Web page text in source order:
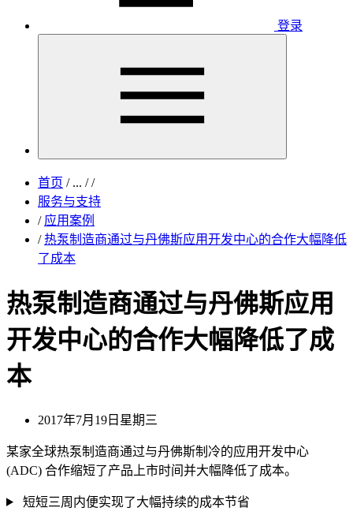
登录
首页 /... / /
服务与支持
/ 应用案例
/ 热泵制造商通过与丹佛斯应用开发中心的合作大幅降低
了成本
热泵制造商通过与丹佛斯应用
开发中心的合作大幅降低了成
本
2017年7月19日星期三
某家全球热泵制造商通过与丹佛斯制冷的应用开发中心
(ADC) 合作缩短了产品上市时间并大幅降低了成本。
短短三周内便实现了大幅持续的成本节省